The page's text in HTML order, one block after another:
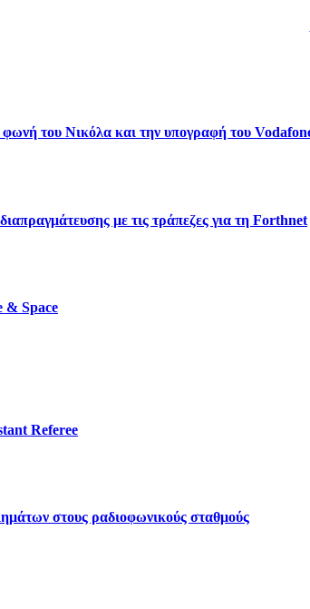
του Νικόλα και την υπογραφή του
με τις τράπεζες για τη Forthnet
& Space
Referee
στους ραδιοφωνικούς σταθμούς